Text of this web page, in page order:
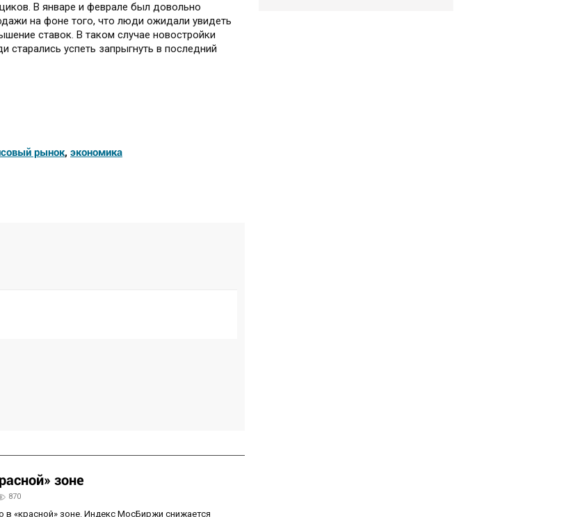
В январе и феврале был довольно
на фоне того, что люди ожидали увидеть
ставок. В таком случае новостройки
старались успеть запрыгнуть в последний
рынок, экономика
зоне
870
в «красной» зоне. Индекс МосБиржи снижается